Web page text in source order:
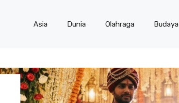
Asia Dunia Olahraga Budaya